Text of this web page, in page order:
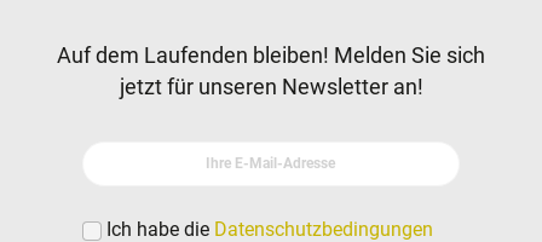
Newsletter
Auf dem Laufenden bleiben! Melden Sie sich
jetzt für unseren Newsletter an!
Ihre E-Mail-Adresse
Ich habe die Datenschutzbedingungen